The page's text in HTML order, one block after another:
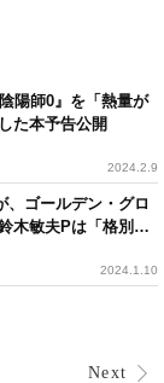
陽師0』を「熱量が
た本予告公開
2024.2.9
、ゴールデン・グロ
木敏夫Pは「格別な
2024.1.10
Next